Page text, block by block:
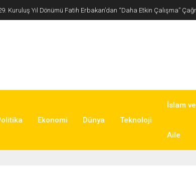
Seferihisar Belediyesi’ne operasyon
Ekonomi Dünya Teknoloji
İslam ve
Aile